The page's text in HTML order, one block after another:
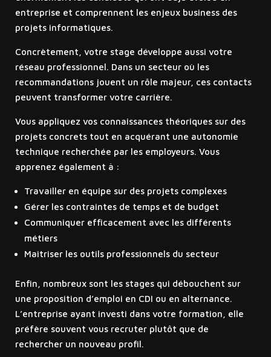
entreprise et comprennent les enjeux business des
projets informatiques.
Concrètement, votre stage développe aussi votre
réseau professionnel. Dans un secteur où les
recommandations jouent un rôle majeur, ces contacts
peuvent transformer votre carrière.
Vous appliquez vos connaissances théoriques sur des
projets concrets tout en acquérant une autonomie
technique recherchée par les employeurs. Vous
apprenez également à :
Travailler en équipe sur des projets complexes
Gérer les contraintes de temps et de budget
Communiquer efficacement avec les différents
métiers
Maîtriser les outils professionnels du secteur
Enfin, nombreux sont les stages qui débouchent sur
une proposition d’emploi en CDI ou en alternance.
L’entreprise ayant investi dans votre formation, elle
préfère souvent vous recruter plutôt que de
rechercher un nouveau profil.